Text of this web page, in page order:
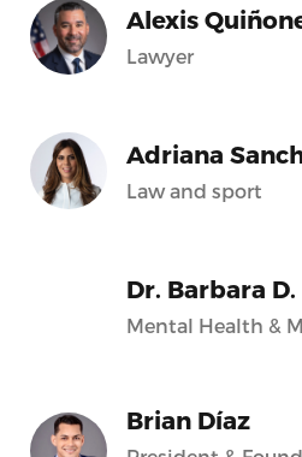
Alexis
Lawyer
Adriana
Law and sport
Dr. Barbara
Mental Health &
Brian Díaz